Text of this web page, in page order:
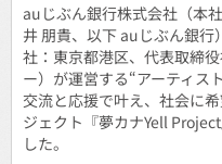
auじぶん銀行株式会社（本
井 朋貴、以下 auじぶん銀
社：東京都港区、代表取締
ー）が運営する“アーティス
交流と応援で叶え、社会に
ジェクト『夢カナYell
した。